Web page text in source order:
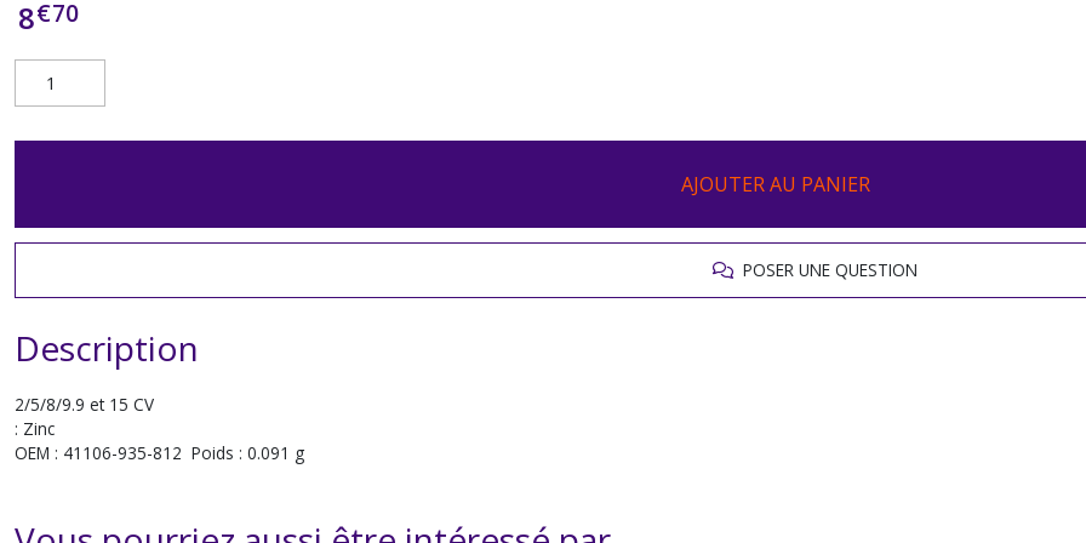
8€70
AJOUTER AU PANIER
POSER UNE QUESTION
Description
2/5/8/9.9 et 15 CV
: Zinc
OEM : 41106-935-812 Poids : 0.091 g